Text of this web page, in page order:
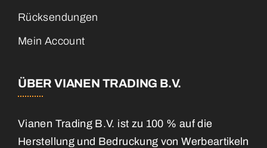
Rücksendungen
Mein Account
ÜBER VIANEN TRADING B.V.
Vianen Trading B.V. ist zu 100 % auf die
Herstellung und Bedruckung von Werbeartikeln